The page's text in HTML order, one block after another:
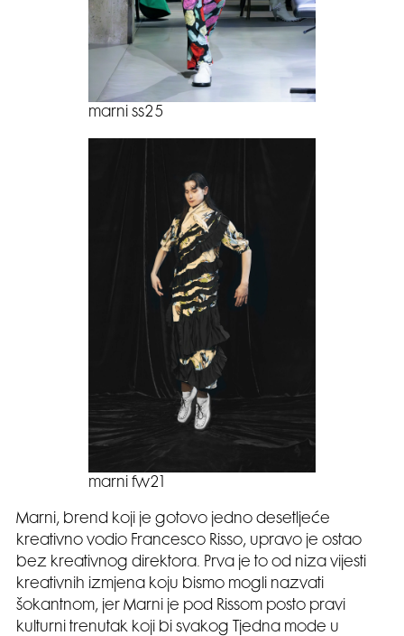
marni ss25
marni fw21
Marni, brend koji je gotovo jedno desetljeće
kreativno vodio Francesco Risso, upravo je ostao
bez kreativnog direktora. Prva je to od niza vijesti
kreativnih izmjena koju bismo mogli nazvati
šokantnom, jer Marni je pod Rissom posto pravi
kulturni trenutak koji bi svakog Tjedna mode u